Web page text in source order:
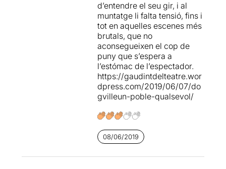
darrere el líder, la família,
l'amant, el cap a la feina, .... i
deixem que les coses
passin. Anteposem les
nostres pors, els nostres
dubtes i no fem res.
Una proposta que a
nosaltres ens ha agradat
molt, tant pel que fa a la
les interpretacions, malgrat
quedat força reduïdes, per
ladecisió de Sílvia Munt de
buscar l'essència, que en
d’entendre el seu gir, i al
muntatge li falta tensió, fins i
tot en aquelles escenes més
brutals, que no
aconsegueixen el cop de
puny que s’espera a
l’estómac de l’espectador.
https://gaudintdelteatre.wor
dpress.com/2019/06/07/do
gvilleun-poble-qualsevol/
08/06/2019